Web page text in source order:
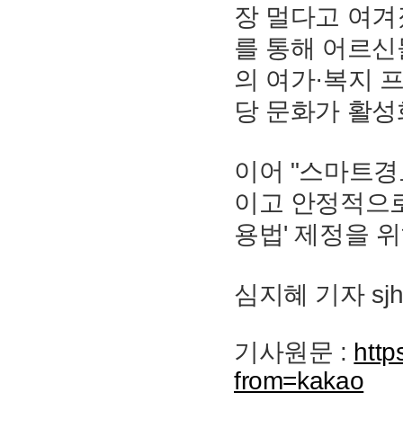
장 멀다고 여
를 통해 어르
의 여가·복지
당 문화가 활
이어 "스마트
이고 안정적으
용법' 제정을
심지혜 기자
기사원문 :
from=kakao